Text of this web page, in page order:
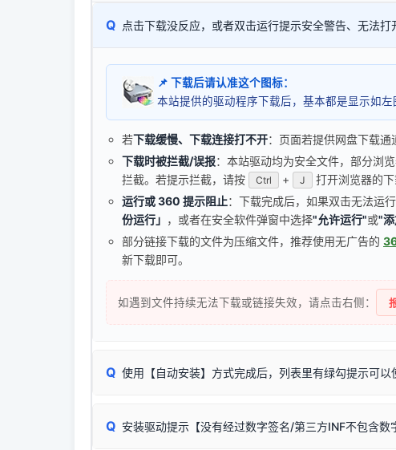
Q 点击下载没反应，或者双击运行提示安全警告、无法打
📌 下载后请认准这个图标：
本站提供的驱动程序下载后，基本都是显示如
若下载缓慢、下载连接打不开：页面若提供网盘下载通
下载时被拦截/误报：本站驱动均为安全文件，部分浏
拦截。若提示拦截，请按
Ctrl + J 打开浏览器的
运行或 360 提示阻止：下载完成后，如果双击无法运
份运行」 ，或者在安全软件弹窗中选择"允许运行"或"
部分链接下载的文件为压缩文件，推荐使用无广告的
新下载即可。
如遇到文件持续无法下载或链接失效，请点击右侧：
Q 使用【自动安装】方式完成后，列表里有绿勾提示可以
由于本站驱动包集成了32位和64位驱动，自动安装程序
Q 安装驱动提示【没有经过数字签名/第三方INF不包含数